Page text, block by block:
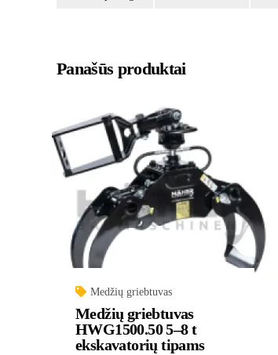
Panašūs produktai
Medžių griebtuvas
Medžių griebtuvas
HWG1500.50 5–8 t
ekskavatorių tipams